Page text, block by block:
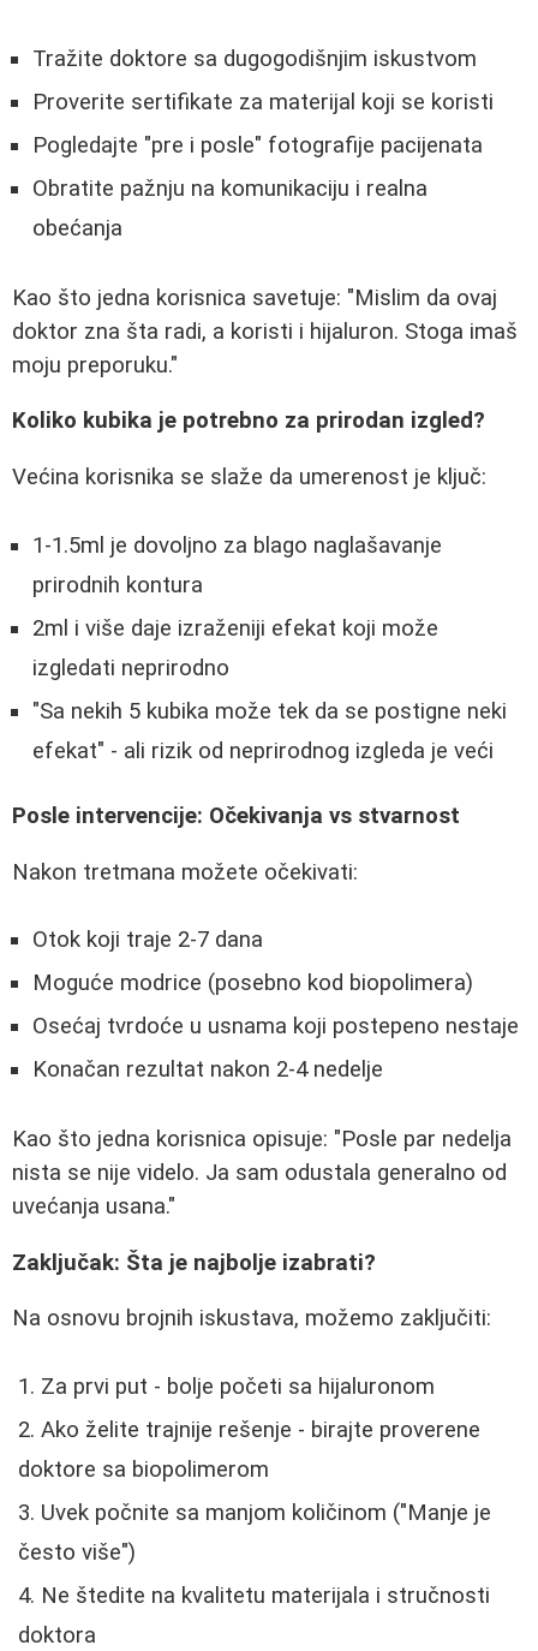
Tražite doktore sa dugogodišnjim iskustvom
Proverite sertifikate za materijal koji se koristi
Pogledajte "pre i posle" fotografije pacijenata
Obratite pažnju na komunikaciju i realna
obećanja
Kao što jedna korisnica savetuje: "Mislim da ovaj
doktor zna šta radi, a koristi i hijaluron. Stoga imaš
moju preporuku."
Koliko kubika je potrebno za prirodan izgled?
Većina korisnika se slaže da umerenost je ključ:
1-1.5ml je dovoljno za blago naglašavanje
prirodnih kontura
2ml i više daje izraženiji efekat koji može
izgledati neprirodno
"Sa nekih 5 kubika može tek da se postigne neki
efekat" - ali rizik od neprirodnog izgleda je veći
Posle intervencije: Očekivanja vs stvarnost
Nakon tretmana možete očekivati:
Otok koji traje 2-7 dana
Moguće modrice (posebno kod biopolimera)
Osećaj tvrdoće u usnama koji postepeno nestaje
Konačan rezultat nakon 2-4 nedelje
Kao što jedna korisnica opisuje: "Posle par nedelja
nista se nije videlo. Ja sam odustala generalno od
uvećanja usana."
Zaključak: Šta je najbolje izabrati?
Na osnovu brojnih iskustava, možemo zaključiti:
Za prvi put - bolje početi sa hijaluronom
Ako želite trajnije rešenje - birajte proverene
doktore sa biopolimerom
Uvek počnite sa manjom količinom ("Manje je
često više")
Ne štedite na kvalitetu materijala i stručnosti
doktora